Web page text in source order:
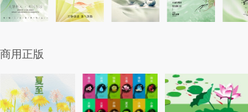
商用正版